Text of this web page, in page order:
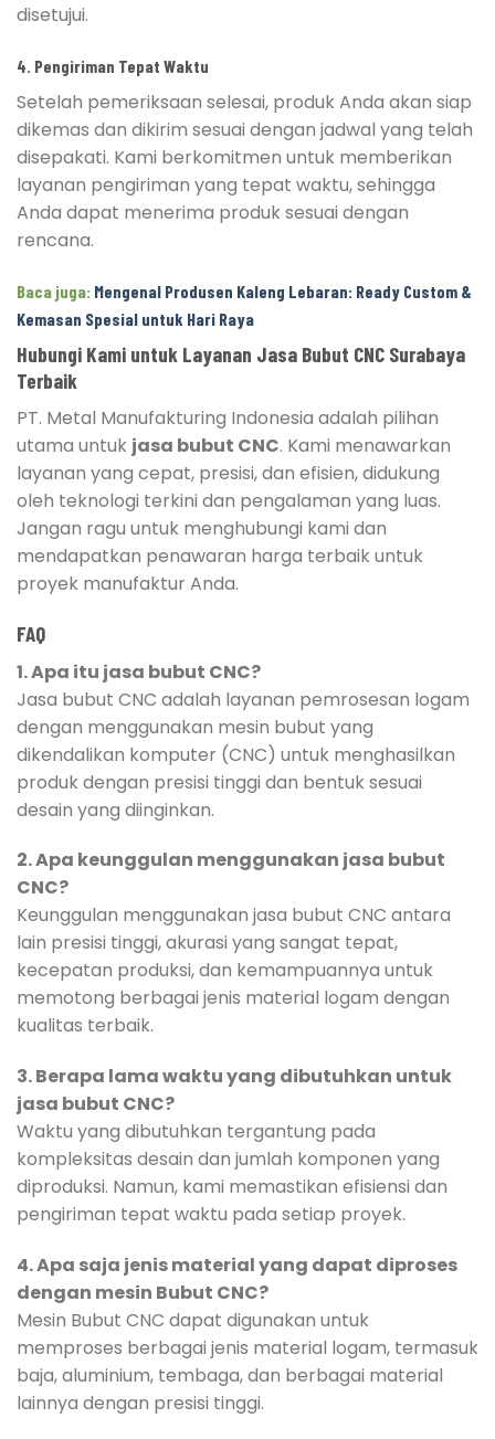
disetujui.
4. Pengiriman Tepat Waktu
Setelah pemeriksaan selesai, produk Anda akan siap
dikemas dan dikirim sesuai dengan jadwal yang telah
disepakati. Kami berkomitmen untuk memberikan
layanan pengiriman yang tepat waktu, sehingga
Anda dapat menerima produk sesuai dengan
rencana.
Baca juga: Mengenal Produsen Kaleng Lebaran: Ready Custom &
Kemasan Spesial untuk Hari Raya
Hubungi Kami untuk Layanan Jasa Bubut CNC Surabaya
Terbaik
PT. Metal Manufakturing Indonesia adalah pilihan
utama untuk jasa bubut CNC. Kami menawarkan
layanan yang cepat, presisi, dan efisien, didukung
oleh teknologi terkini dan pengalaman yang luas.
Jangan ragu untuk menghubungi kami dan
mendapatkan penawaran harga terbaik untuk
proyek manufaktur Anda.
FAQ
1. Apa itu jasa bubut CNC?
Jasa bubut CNC adalah layanan pemrosesan logam
dengan menggunakan mesin bubut yang
dikendalikan komputer (CNC) untuk menghasilkan
produk dengan presisi tinggi dan bentuk sesuai
desain yang diinginkan.
2. Apa keunggulan menggunakan jasa bubut
CNC?
Keunggulan menggunakan jasa bubut CNC antara
lain presisi tinggi, akurasi yang sangat tepat,
kecepatan produksi, dan kemampuannya untuk
memotong berbagai jenis material logam dengan
kualitas terbaik.
3. Berapa lama waktu yang dibutuhkan untuk
jasa bubut CNC?
Waktu yang dibutuhkan tergantung pada
kompleksitas desain dan jumlah komponen yang
diproduksi. Namun, kami memastikan efisiensi dan
pengiriman tepat waktu pada setiap proyek.
4. Apa saja jenis material yang dapat diproses
dengan mesin Bubut CNC?
Mesin Bubut CNC dapat digunakan untuk
memproses berbagai jenis material logam, termasuk
baja, aluminium, tembaga, dan berbagai material
lainnya dengan presisi tinggi.